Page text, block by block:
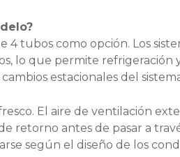
4 tubos como opción. Los
lo que permite refrigeración
estacionales del
El aire de ventilación
retorno antes de pasar a
según el diseño de los